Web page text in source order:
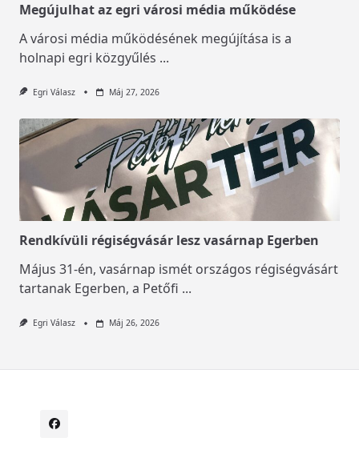
Megújulhat az egri városi média működése
A városi média működésének megújítása is a
holnapi egri közgyűlés ...
Egri Válasz Máj 27, 2026
Rendkívüli régiségvásár lesz vasárnap Egerben
Május 31-én, vasárnap ismét országos régiségvásárt
tartanak Egerben, a Petőfi ...
Egri Válasz Máj 26, 2026